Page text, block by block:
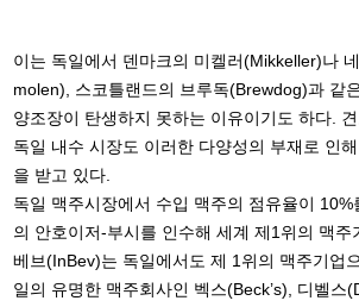
이는 독일에서 덴마크의 미켈러(Mikkeller)나
molen), 스코틀랜드의 브루독(Brewdog)과 같
양조장이 탄생하지 못하는 이유이기도 하다.
독일 내수 시장도 이러한 다양성의 부재로 인
을 받고 있다.
독일 맥주시장에서 수입 맥주의 점유율이
의 안호이저-부시를 인수해 세계 제1위의 맥주
베브(InBev)는 독일에서도 제 1위의 맥주기업
일의 유명한 맥주회사인 벡스(Beck’s), 디벨스